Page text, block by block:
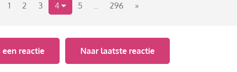
1 2 3 4 5 .. 296 »
een reactie Naar laatste reactie